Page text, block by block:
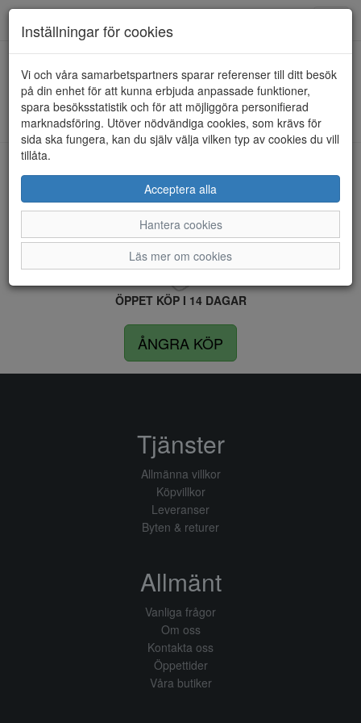
HEM REMONTE
Kunde inte hitta några artiklar...
LEVERANS INOM 4 DAGAR INOM SVERIGE
FRI FRAKT VID KÖP ÖVER 1.500 KR
ÖPPET KÖP I 14 DAGAR
ÅNGRA KÖP
Inställningar för cookies
Vi och våra samarbetspartners sparar referenser till ditt besök
på din enhet för att kunna erbjuda anpassade funktioner,
spara besöksstatistik och för att möjliggöra personifierad
marknadsföring. Utöver nödvändiga cookies, som krävs för
sida ska fungera, kan du själv välja vilken typ av cookies du vill
tillåta.
Acceptera alla
Hantera cookies
Läs mer om cookies
Tjänster
Allmänna villkor
Köpvillkor
Leveranser
Byten & returer
Allmänt
Vanliga frågor
Om oss
Kontakta oss
Öppettider
Våra butiker